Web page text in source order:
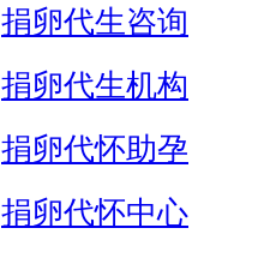
捐卵代生咨询
捐卵代生机构
捐卵代怀助孕
捐卵代怀中心